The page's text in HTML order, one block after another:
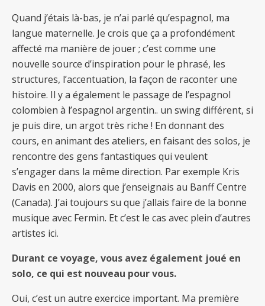
Quand j’étais là-bas, je n’ai parlé qu’espagnol, ma
langue maternelle. Je crois que ça a profondément
affecté ma manière de jouer ; c’est comme une
nouvelle source d’inspiration pour le phrasé, les
structures, l’accentuation, la façon de raconter une
histoire. Il y a également le passage de l’espagnol
colombien à l’espagnol argentin.. un swing différent, si
je puis dire, un argot très riche ! En donnant des
cours, en animant des ateliers, en faisant des solos, je
rencontre des gens fantastiques qui veulent
s’engager dans la même direction. Par exemple Kris
Davis en 2000, alors que j’enseignais au Banff Centre
(Canada). J’ai toujours su que j’allais faire de la bonne
musique avec Fermin. Et c’est le cas avec plein d’autres
artistes ici.
Durant ce voyage, vous avez également joué en
solo, ce qui est nouveau pour vous.
Oui, c’est un autre exercice important. Ma première